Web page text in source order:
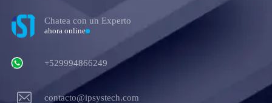
Chatea con un Experto
ahora online
+529994866249
contacto@ipsystech.com